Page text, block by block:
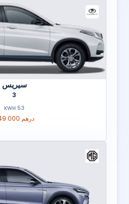
سيريس
3
53 KWH
349 000 درهم